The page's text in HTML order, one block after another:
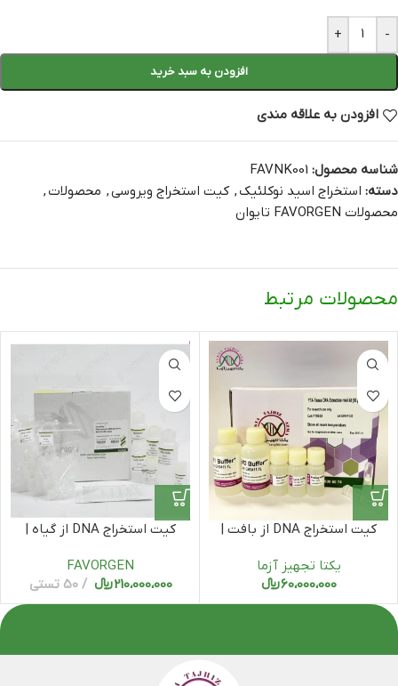
-
+
افزودن به سبد خرید
افزودن به علاقه مندی
شناسه محصول: FAVNK001
دسته: استخراج اسید نوکلئیک , کیت استخراج ویروسی, محصولات ,
محصولات FAVORGEN تایوان
محصولات مرتبط
کیت استخراج DNA از بافت |
mini kit یکتا تجهیز آزما
یکتا تجهیز آزما
60،000،000﷼
کیت استخراج DNA از گیاه |
Extraction Mini Kit
FAVORGEN
210،000،000﷼ 50 تستی